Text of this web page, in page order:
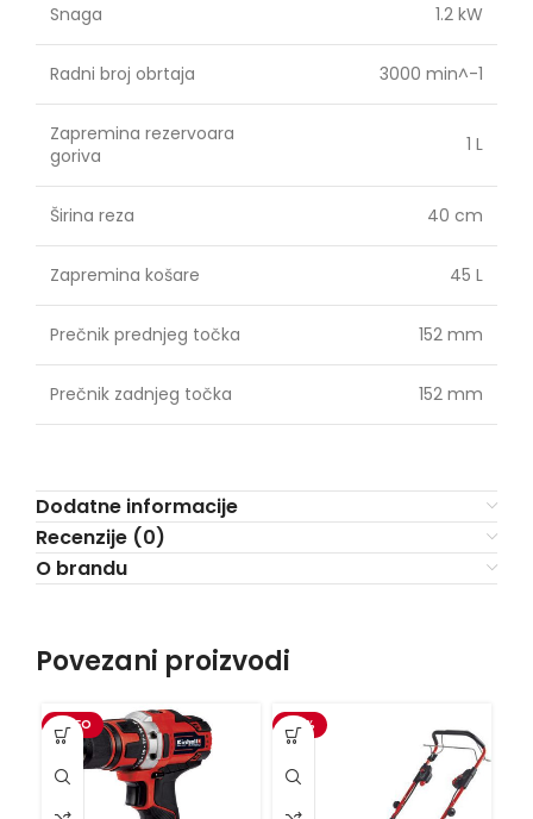
Snaga 1.2 kW
Radni broj obrtaja 3000 min^-1
Zapremina rezervoara
goriva
1 L
Širina reza 40 cm
Zapremina košare 45 L
Prečnik prednjeg točka 152 mm
Prečnik zadnjeg točka 152 mm
Dodatne informacije
Recenzije (0)
O brandu
Povezani proizvodi
VIDEO -15%